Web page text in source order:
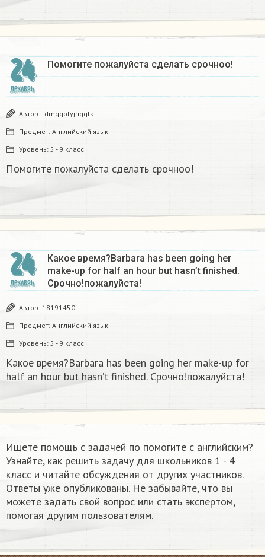
24
ДЕКАБРЬ
Помогите пожалуйста сделать срочноо! ​
Автор: fdmqqolyjriggfk
Предмет: Английский язык
Уровень: 5 - 9 класс
Помогите пожалуйста сделать срочноо!
24
ДЕКАБРЬ
Какое время?Barbara has been going her
make-up for half an hour but hasn’t finished.
Срочно!пожалуйста!
Автор: 18191450i
Предмет: Английский язык
Уровень: 5 - 9 класс
Какое время?Barbara has been going her make-up for
half an hour but hasn’t finished. Срочно!пожалуйста!
Ищете помощь с задачей по помогите с английским?
Узнайте, как решить задачу для школьников 1 - 4
класс и читайте обсуждения от других участников.
Ответы уже опубликованы. Не забывайте, что вы
можете задать свой вопрос или стать экспертом,
помогая другим пользователям.